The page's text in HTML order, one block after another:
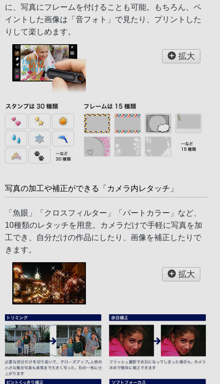
に、写真にフレームを付けることも可能。もちろん、ペ
イントした画像は「音フォト」で見たり、プリントした
りして楽しめます。
拡大
写真の加工や補正ができる「カメラ内レタッチ」
「魚眼」「クロスフィルター」「パートカラー」など、
10種類のレタッチを用意。カメラだけで手軽に写真を加
工でき、自分だけの作品にしたり、画像を補正したりで
きます。
拡大